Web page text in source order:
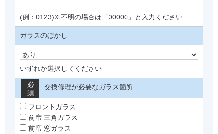
(例：0123)※不明の場合は「00000」と入力ください
ガラスのぼかし
いずれか選択してください
交換修理が必要なガラス箇所
必
須
フロントガラス
前席 三角ガラス
前席 窓ガラス